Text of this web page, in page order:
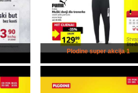
Plodine super akcija 1